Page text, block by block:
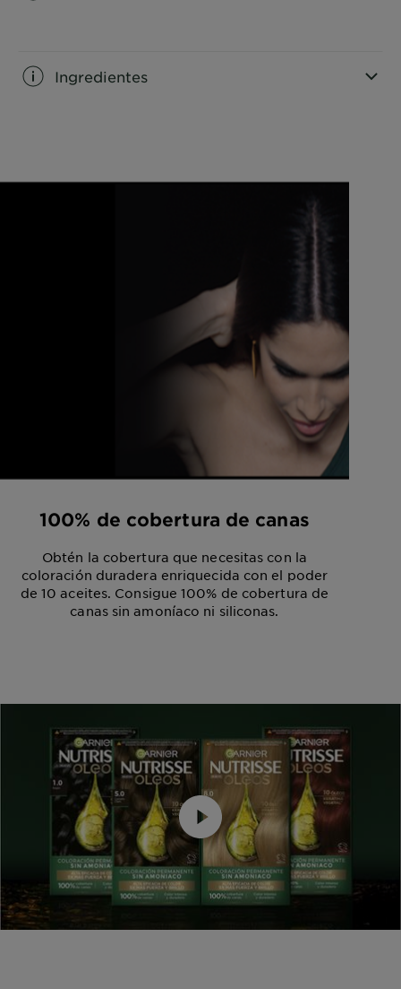
Ingredientes
100% de cobertura de canas
Obtén la cobertura que necesitas con la
coloración duradera enriquecida con el poder
de 10 aceites. Consigue 100% de cobertura de
canas sin amoníaco ni siliconas.